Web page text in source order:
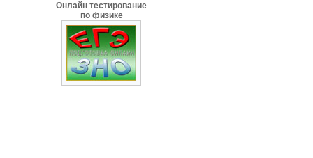
Онлайн тестирование
по физике